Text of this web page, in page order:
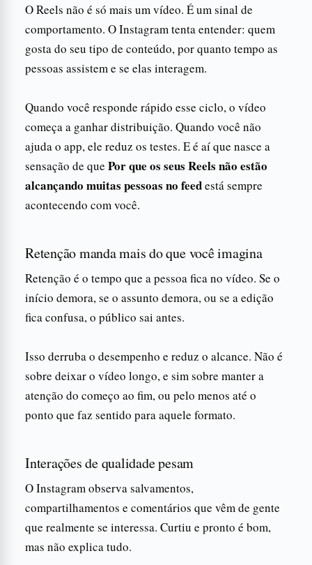
O Reels não é só mais um vídeo. É um sinal de
comportamento. O Instagram tenta entender: quem
gosta do seu tipo de conteúdo, por quanto tempo as
pessoas assistem e se elas interagem.
Quando você responde rápido esse ciclo, o vídeo
começa a ganhar distribuição. Quando você não
ajuda o app, ele reduz os testes. E é aí que nasce a
sensação de que Por que os seus Reels não estão
alcançando muitas pessoas no feedestá sempre
acontecendo com você.
Retenção manda mais do que você imagina
Retenção é o tempo que a pessoa fica no vídeo. Se o
início demora, se o assunto demora, ou se a edição
fica confusa, o público sai antes.
Isso derruba o desempenho e reduz o alcance. Não é
sobre deixar o vídeo longo, e sim sobre manter a
atenção do começo ao fim, ou pelo menos até o
ponto que faz sentido para aquele formato.
Interações de qualidade pesam
O Instagram observa salvamentos,
compartilhamentos e comentários que vêm de gente
que realmente se interessa. Curtiu e pronto é bom,
mas não explica tudo.